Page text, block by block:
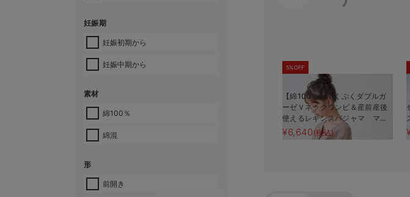
妊娠期
妊娠初期から
妊娠中期から
素材
綿100％
綿混
形
前開き
5%OFF
【綿100％】ぷくぷくダブルガ
ーゼＶネックワンピ＆産前産後
使えるレギンスパジャマ マタ
ニティ・授乳パジャマ【親子コ
ーデ可】
¥6,640(税込)